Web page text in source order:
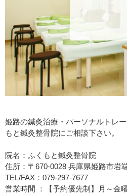
姫路の鍼灸治療・パーソナルトレ
もと鍼灸整骨院にご相談下さい。
院名：ふくもと鍼灸整骨院
住所：〒670-0028 兵庫県姫路市岩
TEL/FAX：079-297-7677
営業時間 ：【予約優先制】月～金